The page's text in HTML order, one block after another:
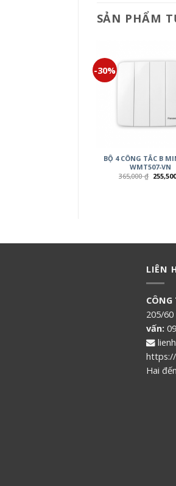
SẢN PHẨM
-30%
BỘ 4 CÔNG TẮC B
WMT507-VN
365,000₫
LIÊN
205/
vấn:
Hai